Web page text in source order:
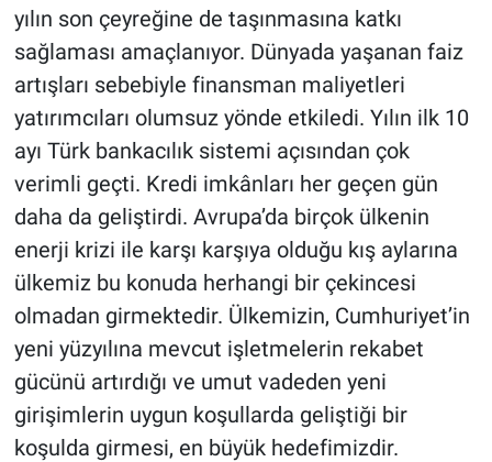
yılın son çeyreğine de taşınmasına katkı
sağlaması amaçlanıyor. Dünyada yaşanan faiz
artışları sebebiyle finansman maliyetleri
yatırımcıları olumsuz yönde etkiledi. Yılın ilk 10
ayı Türk bankacılık sistemi açısından çok
verimli geçti. Kredi imkânları her geçen gün
daha da geliştirdi. Avrupa’da birçok ülkenin
enerji krizi ile karşı karşıya olduğu kış aylarına
ülkemiz bu konuda herhangi bir çekincesi
olmadan girmektedir. Ülkemizin, Cumhuriyet’in
yeni yüzyılına mevcut işletmelerin rekabet
gücünü artırdığı ve umut vadeden yeni
girişimlerin uygun koşullarda geliştiği bir
koşulda girmesi, en büyük hedefimizdir.